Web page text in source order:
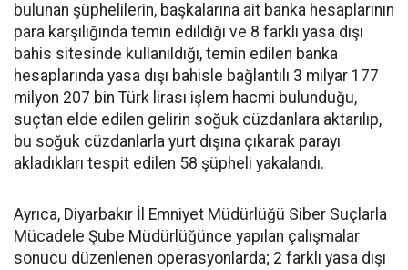
bulunan şüphelilerin, başkalarına ait banka hesaplarının
para karşılığında temin edildiği ve 8 farklı yasa dışı
bahis sitesinde kullanıldığı, temin edilen banka
hesaplarında yasa dışı bahisle bağlantılı 3 milyar 177
milyon 207 bin Türk lirası işlem hacmi bulunduğu,
suçtan elde edilen gelirin soğuk cüzdanlara aktarılıp,
bu soğuk cüzdanlarla yurt dışına çıkarak parayı
akladıkları tespit edilen 58 şüpheli yakalandı.
Ayrıca, Diyarbakır İl Emniyet Müdürlüğü Siber Suçlarla
Mücadele Şube Müdürlüğünce yapılan çalışmalar
sonucu düzenlenen operasyonlarda; 2 farklı yasa dışı